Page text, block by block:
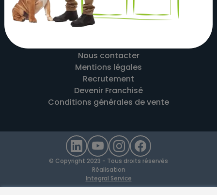
À propos
Actualités
Nous contacter
Mentions légales
Recrutement
Devenir Franchisé
Conditions générales de vente
© Copyright 2023 - Tous droits réservés
Réalisation
Integral Service